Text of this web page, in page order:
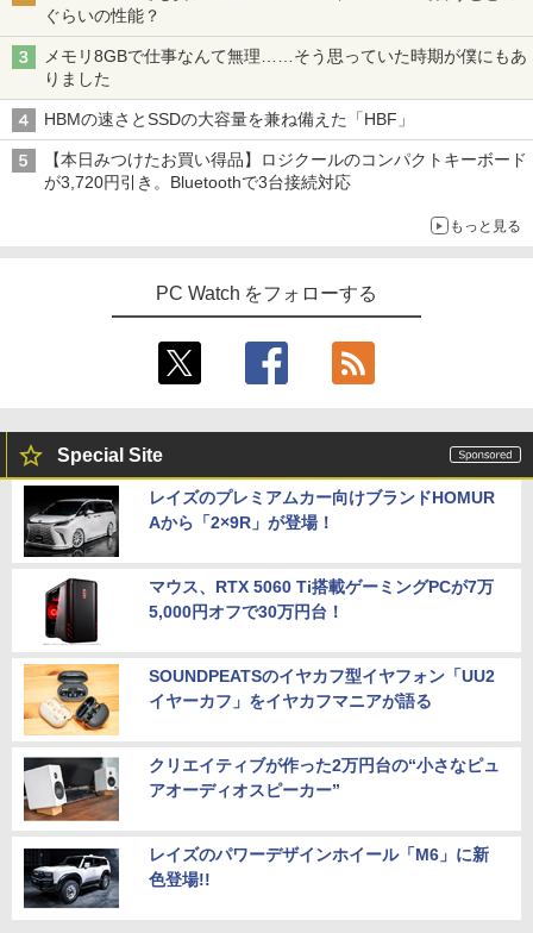
3
中古 マイクロソフト Surface Pro 7 Cor
e i5 1035G4 第10世代 メモリ8GB SSD1
LAN Wi-Fi WEBカメラ Type-C 1866 1年
保証 レビュー特典:セキュリティソフト
Bランク ノートパソコン 中古ノートパソ
コン 中古PC
【新品】【楽天1位！】ノートパソコン
新品第13世代CPU搭載ノートPC Office
s11 初期設定済 Webカメラ zoom 日本語
キーボード 14.1型 Intel Celeron メモリ
5
インチ メモリ16GB 新品SSD1TB DVDド
ライブ WEBカメラ テンキー windows11
搭載 NEC中古ノートパソコン 安心保証
￥27,800
4
スリランカ料理 ライス＆カリー、朝ごは
ん、軽食、スイーツからランプライスま
で、スリランカの食を深く知るための12
5品 [ 濱田 祐介 ]
【中古】 三舟及び南洲の書 / 寺山葛常 /
巌南堂書店 [単行本]【宅配便出荷】
ぐらいの性能？
メモリ8GBで仕事なんて無理……そう思っていた時期が僕にもあ
りました
HBMの速さとSSDの大容量を兼ね備えた「HBF」
【本日みつけたお買い得品】ロジクールのコンパクトキーボード
が3,720円引き。Bluetoothで3台接続対応
もっと見る
PC Watch をフォローする
Special Site
レイズのプレミアムカー向けブランドHOMUR
Aから「2×9R」が登場！
マウス、RTX 5060 Ti搭載ゲーミングPCが7万
5,000円オフで30万円台！
SOUNDPEATSのイヤカフ型イヤフォン「UU2
イヤーカフ」をイヤカフマニアが語る
クリエイティブが作った2万円台の“小さなピュ
アオーディオスピーカー”
レイズのパワーデザインホイール「M6」に新
色登場!!